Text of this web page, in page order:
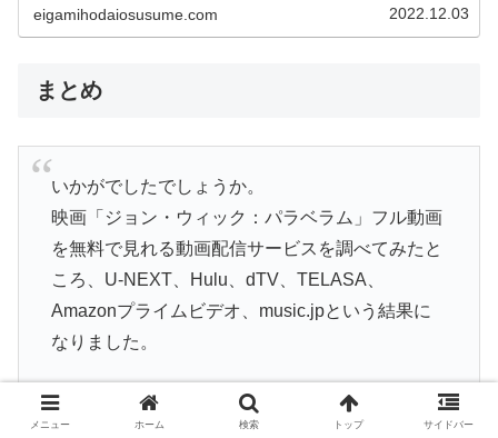
「パッセンジャー」の作品情報・あらすじ・感想について
編を見る前の予備知識として役立ててください。
eigamihodaiosusume.com 2022.12.03
まとめ
いかがでしたでしょうか。
映画「ジョン・ウィック：パラベラム」フル動画
を無料で見れる動画配信サービスを調べてみたと
ころ、U-NEXT、Hulu、dTV、TELASA、
Amazonプライムビデオ、music.jpという結果に
なりました。
メニュー ホーム 検索 トップ サイドバー